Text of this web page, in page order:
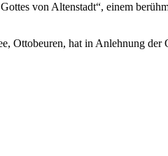
von Altenstadt“, einem
Ottobeuren, hat in Anlehnung